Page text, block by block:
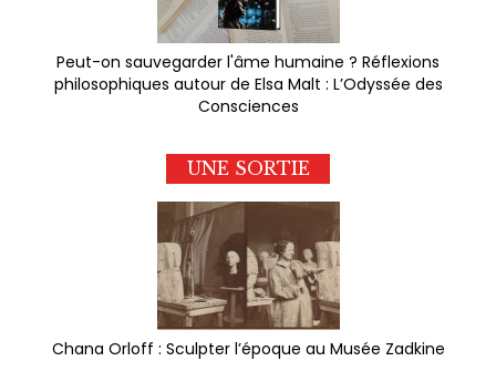
Peut-on sauvegarder l'âme humaine ? Réflexions
philosophiques autour de Elsa Malt : L’Odyssée des
Consciences
UNE SORTIE
Chana Orloff : Sculpter l’époque au Musée Zadkine